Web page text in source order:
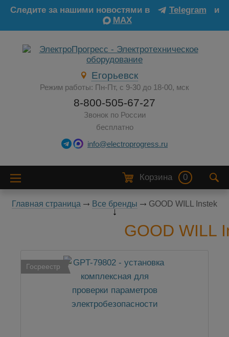
Следите за нашими новостями в Telegram
и
MAX
Егорьевск
Режим работы: Пн-Пт, с 9-30 до 18-00, мск
8-800-505-67-27
Звонок по России
бесплатно
info@electroprogress.ru
Корзина 0
Главная страница Все бренды GOOD WILL Instek
GOOD WILL
Госреестр